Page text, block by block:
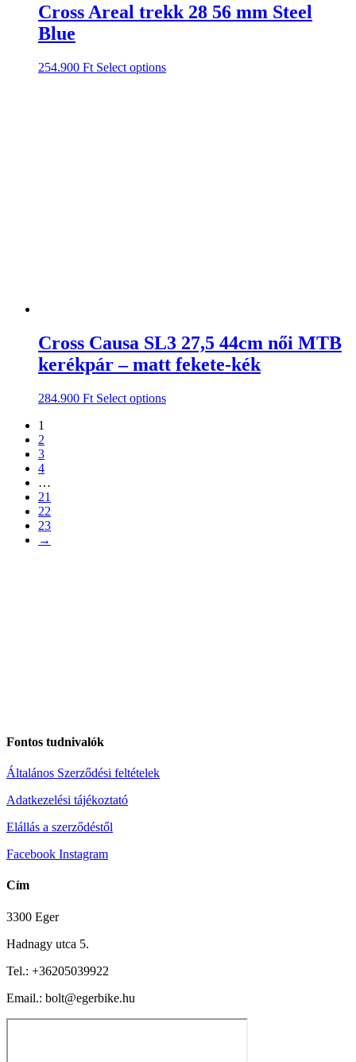
Cross Areal trekk 28 56 mm Steel
Blue
254.900 Ft Select options
Cross Causa SL3 27,5 44cm női MTB
kerékpár – matt fekete-kék
284.900 Ft Select options
1
2
3
4
…
21
22
23
→
Fontos tudnivalók
Általános Szerződési feltételek
Adatkezelési tájékoztató
Elállás a szerződéstől
Facebook Instagram
Cím
3300 Eger
Hadnagy utca 5.
Tel.: +36205039922
Email.: bolt@egerbike.hu